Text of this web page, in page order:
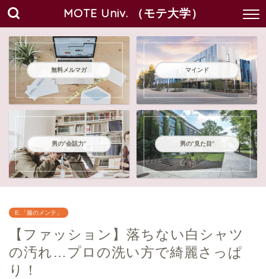
MOTE Univ. （モテ大学）
無料メルマガ マインド
男の"会話力" 男の"見た目"
E.「服のメンテ」
【ファッション】落ちない白シャツ
の汚れ…プロの洗い方で綺麗さっぱ
り！